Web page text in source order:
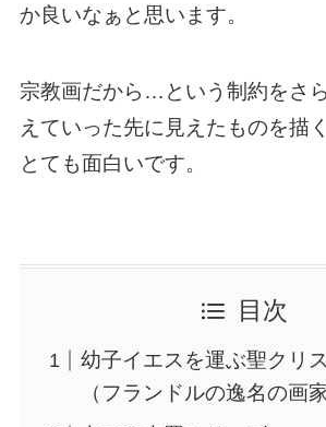
か良いなぁと思います。
宗教画だから…という制約をさ
えていった先に見えたものを描
とても面白いです。
目次
幼子イエスを運ぶ聖クリ
（フランドルの逸名の画家